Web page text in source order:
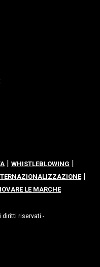
| WHISTLEBLOWING |
|
LE MARCHE
diritti riservati -